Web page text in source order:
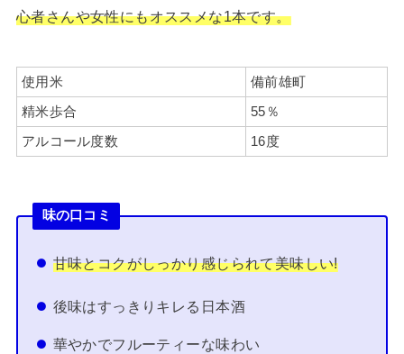
心者さんや女性にもオススメな1本です。
使用米 備前雄町
精米歩合 55％
アルコール度数 16度
味の口コミ
甘味とコクがしっかり感じられて美味しい!
後味はすっきりキレる日本酒
華やかでフルーティーな味わい